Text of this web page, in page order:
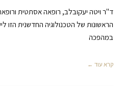
ד"ר ויטה יעקובלב, רופאה אסתטית
הראשונות של הטכנולוגיה החדשנית הזו
במהפכה
קרא עוד ←